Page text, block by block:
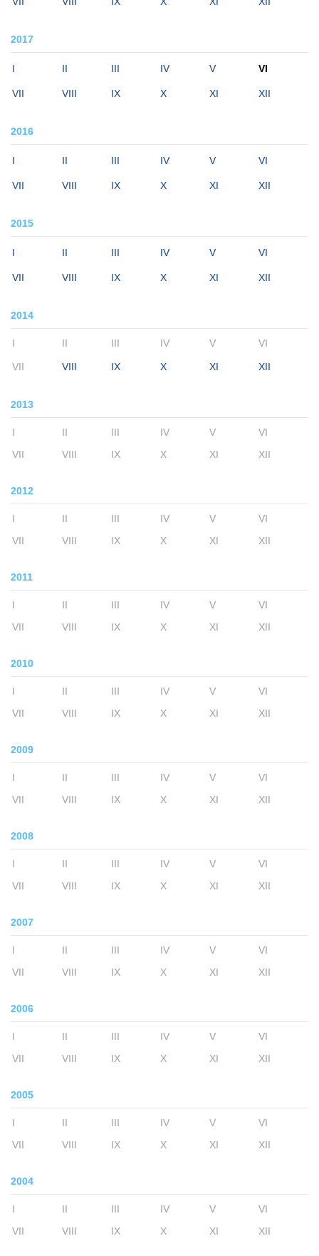
2017
I II III IV V VI
VII VIII IX X XI XII
2016
I II III IV V VI
VII VIII IX X XI XII
2015
I II III IV V VI
VII VIII IX X XI XII
2014
I II III IV V VI
VII VIII IX X XI XII
2013
I II III IV V
VI
VII
VIII IX X XI XII
2012
I II III IV V
VI
VII
VIII IX X XI XII
2011
I II III IV V
VI
VII
VIII IX X XI XII
2010
I II III IV V
VI
VII
VIII IX X XI XII
2009
I II III IV V
VI
VII
VIII IX X XI XII
2008
I II III IV V
VI
VII
VIII IX X XI XII
2007
I II III IV V
VI
VII
VIII IX X XI XII
2006
I II III IV V
VI
VII
VIII IX X XI XII
2005
I II III IV V
VI
VII
VIII IX X XI XII
2004
I II III IV V
VI
VII
VIII IX X XI XII